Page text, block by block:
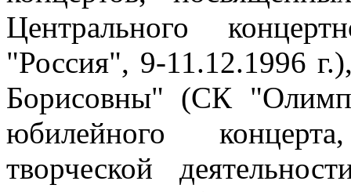
Центрального
"Россия", 9-11.12.1996
Борисовны" (СК
юбилейного
творческой